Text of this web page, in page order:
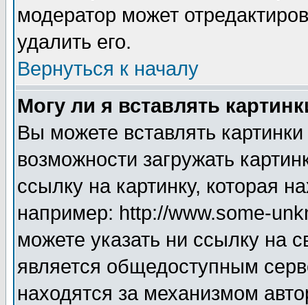
модератор может
удалить его.
Вернуться к началу
Могу ли я вставлять
Вы можете вставлять
возможности загружать
ссылку на картинку, которая
например: http://www.some-
можете указать ни ссылку на
является общедоступным
находятся за механизмом